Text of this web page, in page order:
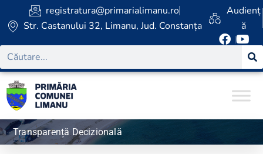
registratura@primarialimanu.ro
Str. Castanului 32, Limanu, Jud. Constanța
Audienț
ă
Transparență Decizională